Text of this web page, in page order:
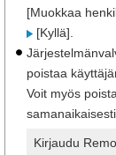
[Muokkaa
[Kyllä].
poistaa
Voit myös
samanaikaisesti.
Kirjaudu